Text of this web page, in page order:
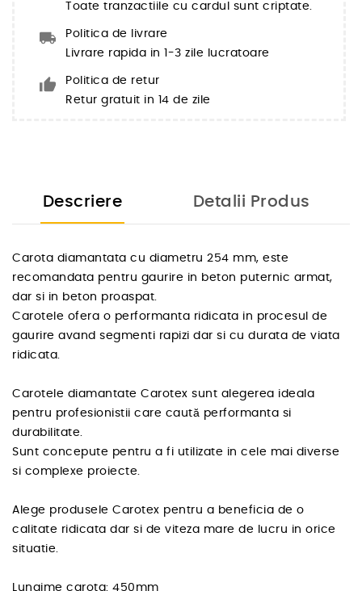
Toate tranzactiile cu cardul sunt criptate.
Politica de livrare
Livrare rapida in 1-3 zile lucratoare
Politica de retur
Retur gratuit in 14 de zile
Descriere Detalii Produs
Carota diamantata cu diametru 254 mm, este
recomandata pentru gaurire in beton puternic armat,
dar si in beton proaspat.
Carotele ofera o performanta ridicata in procesul de
gaurire avand segmenti rapizi dar si cu durata de viata
ridicata.
Carotele diamantate Carotex sunt alegerea ideala
pentru profesionistii care caută performanta si
durabilitate.
Sunt concepute pentru a fi utilizate in cele mai diverse
si complexe proiecte.
Alege produsele Carotex pentru a beneficia de o
calitate ridicata dar si de viteza mare de lucru in orice
situatie.
Lungime carota: 450mm